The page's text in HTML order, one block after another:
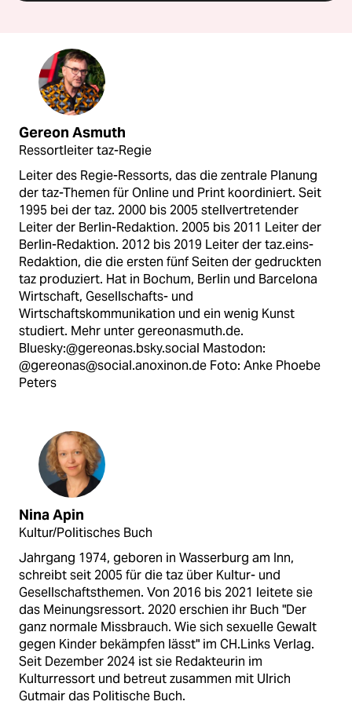
Gereon Asmuth
Ressortleiter taz-Regie
Leiter des Regie-Ressorts, das die zentrale Planung
der taz-Themen für Online und Print koordiniert. Seit
1995 bei der taz. 2000 bis 2005 stellvertretender
Leiter der Berlin-Redaktion. 2005 bis 2011 Leiter der
Berlin-Redaktion. 2012 bis 2019 Leiter der taz.eins-
Redaktion, die die ersten fünf Seiten der gedruckten
taz produziert. Hat in Bochum, Berlin und Barcelona
Wirtschaft, Gesellschafts- und
Wirtschaftskommunikation und ein wenig Kunst
studiert. Mehr unter gereonasmuth.de.
Bluesky:@gereonas.bsky.social Mastodon:
@gereonas@social.anoxinon.de Foto: Anke Phoebe
Peters
Nina Apin
Kultur/Politisches Buch
Jahrgang 1974, geboren in Wasserburg am Inn,
schreibt seit 2005 für die taz über Kultur- und
Gesellschaftsthemen. Von 2016 bis 2021 leitete sie
das Meinungsressort. 2020 erschien ihr Buch "Der
ganz normale Missbrauch. Wie sich sexuelle Gewalt
gegen Kinder bekämpfen lässt" im CH.Links Verlag.
Seit Dezember 2024 ist sie Redakteurin im
Kulturressort und betreut zusammen mit Ulrich
Gutmair das Politische Buch.